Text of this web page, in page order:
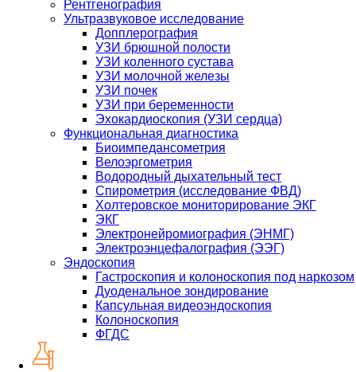
Рентгенография
Ультразвуковое исследование
Допплерография
УЗИ брюшной полости
УЗИ коленного сустава
УЗИ молочной железы
УЗИ почек
УЗИ при беременности
Эхокардиоскопия (УЗИ сердца)
Функциональная диагностика
Биоимпедансометрия
Велоэргометрия
Водородный дыхательный тест
Спирометрия (исследование ФВД)
Холтеровское мониторирование ЭКГ
ЭКГ
Электронейромиография (ЭНМГ)
Электроэнцефалография (ЭЭГ)
Эндоскопия
Гастроскопия и колоноскопия под наркозом
Дуоденальное зондирование
Капсульная видеоэндоскопия
Колоноскопия
ФГДС